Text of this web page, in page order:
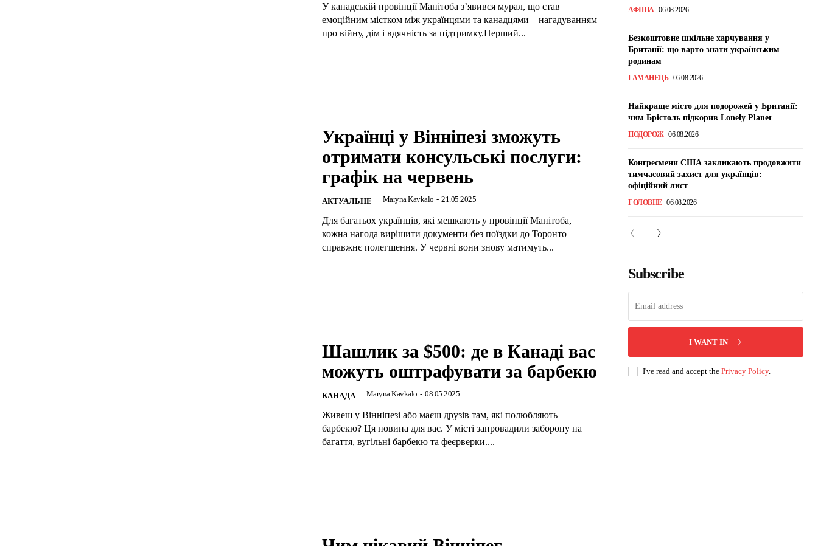
У канадській провінції Манітоба з’явився мурал, що став
емоційним містком між українцями та канадцями – нагадуванням
про війну, дім і вдячність за підтримку.Перший...
Українці у Вінніпезі зможуть
отримати консульські послуги:
графік на червень
АКТУАЛЬНЕ Maryna Kavkalo - 21.05.2025
Для багатьох українців, які мешкають у провінції Манітоба,
кожна нагода вирішити документи без поїздки до Торонто —
справжнє полегшення. У червні вони знову матимуть...
Шашлик за $500: де в Канаді вас
можуть оштрафувати за барбекю
КАНАДА Maryna Kavkalo - 08.05.2025
Живеш у Вінніпезі або маєш друзів там, які полюбляють
барбекю? Ця новина для вас. У місті запровадили заборону на
багаття, вугільні барбекю та феєрверки....
АФІША 06.08.2026
Безкоштовне шкільне харчування у
Британії: що варто знати українським
родинам
ГАМАНЕЦЬ 06.08.2026
Найкраще місто для подорожей у Британії:
чим Брістоль підкорив Lonely Planet
ПОДОРОЖ 06.08.2026
Конгресмени США закликають продовжити
тимчасовий захист для українців:
офіційний лист
ГОЛОВНЕ 06.08.2026
Subscribe
I WANT IN
I've read and accept the Privacy Policy.